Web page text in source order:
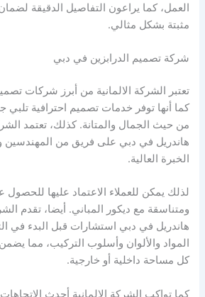
العمل، كما يراعون التفاصيل الدقيقة
مثبتة بشكل مثالي.
شركة تصميم الدرابزين في دبي
تعتبر الشركة الالمانية من أبرز شركات
كما أنها توفر خدمات تصميم احترافية تلبي
من حيث الجمال والمتانة. كذلك، تعتمد
هاندريل في دبي على فريق من
الخبرة العالية.
لذلك يمكن للعملاء الاعتماد عليها
ومتناسقة مع ديكور المباني. أيضا، تقدم
هاندريل في دبي استشارات قبل البدء في
المواد والألوان وأسلوب التركيب، مما
كل مساحة داخلية أو خارجية.
كما تواكب الشركة الالمانية أحدث